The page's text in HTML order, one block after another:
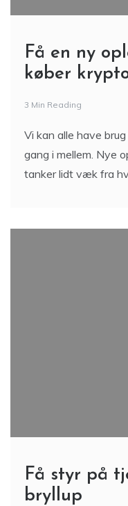
Få en ny
køber
3 Min Reading
Vi kan alle have
gang i mellem. Nye
tanker lidt væk fra
Få styr på
bryllup